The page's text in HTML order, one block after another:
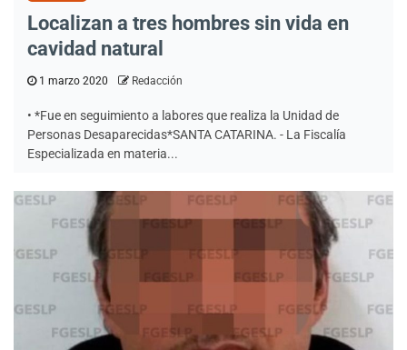
Localizan a tres hombres sin vida en
cavidad natural
1 marzo 2020 Redacción
• *Fue en seguimiento a labores que realiza la Unidad de
Personas Desaparecidas*SANTA CATARINA. - La Fiscalía
Especializada en materia...